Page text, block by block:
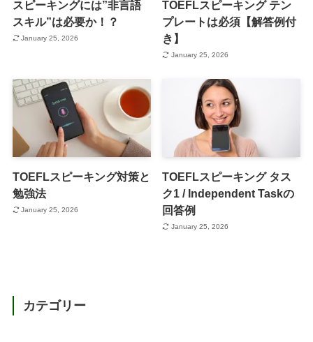
スピーキングには”非言語
スキル”は必要か！？
January 25, 2026
TOEFLスピーキング テン
プレートは必須【解答例付
き】
January 25, 2026
TOEFLスピーキング対策と
勉強法
January 25, 2026
TOEFLスピーキング タス
ク1 / Independent Taskの
回答例
January 25, 2026
カテゴリー